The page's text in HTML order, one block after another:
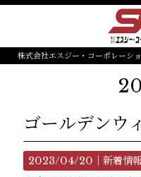
株式会社エスジー・コーポレーシ
ゴールデンウ
2023/04/20｜新着情